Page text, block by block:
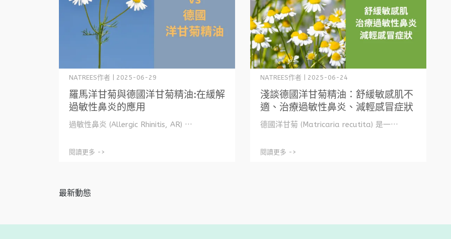
羅馬洋甘菊與德國洋甘菊精油:在緩解
過敏性鼻炎的應用
NATREES作者 | 2025-06-29
過敏性鼻炎 (Allergic Rhinitis, AR) ⋯
閱讀更多 ->
淺談德國洋甘菊精油：舒緩敏感肌不
適、治療過敏性鼻炎、減輕感冒症狀
NATREES作者 | 2025-06-24
德國洋甘菊 (Matricaria recutita) 是一⋯
閱讀更多 ->
最新動態